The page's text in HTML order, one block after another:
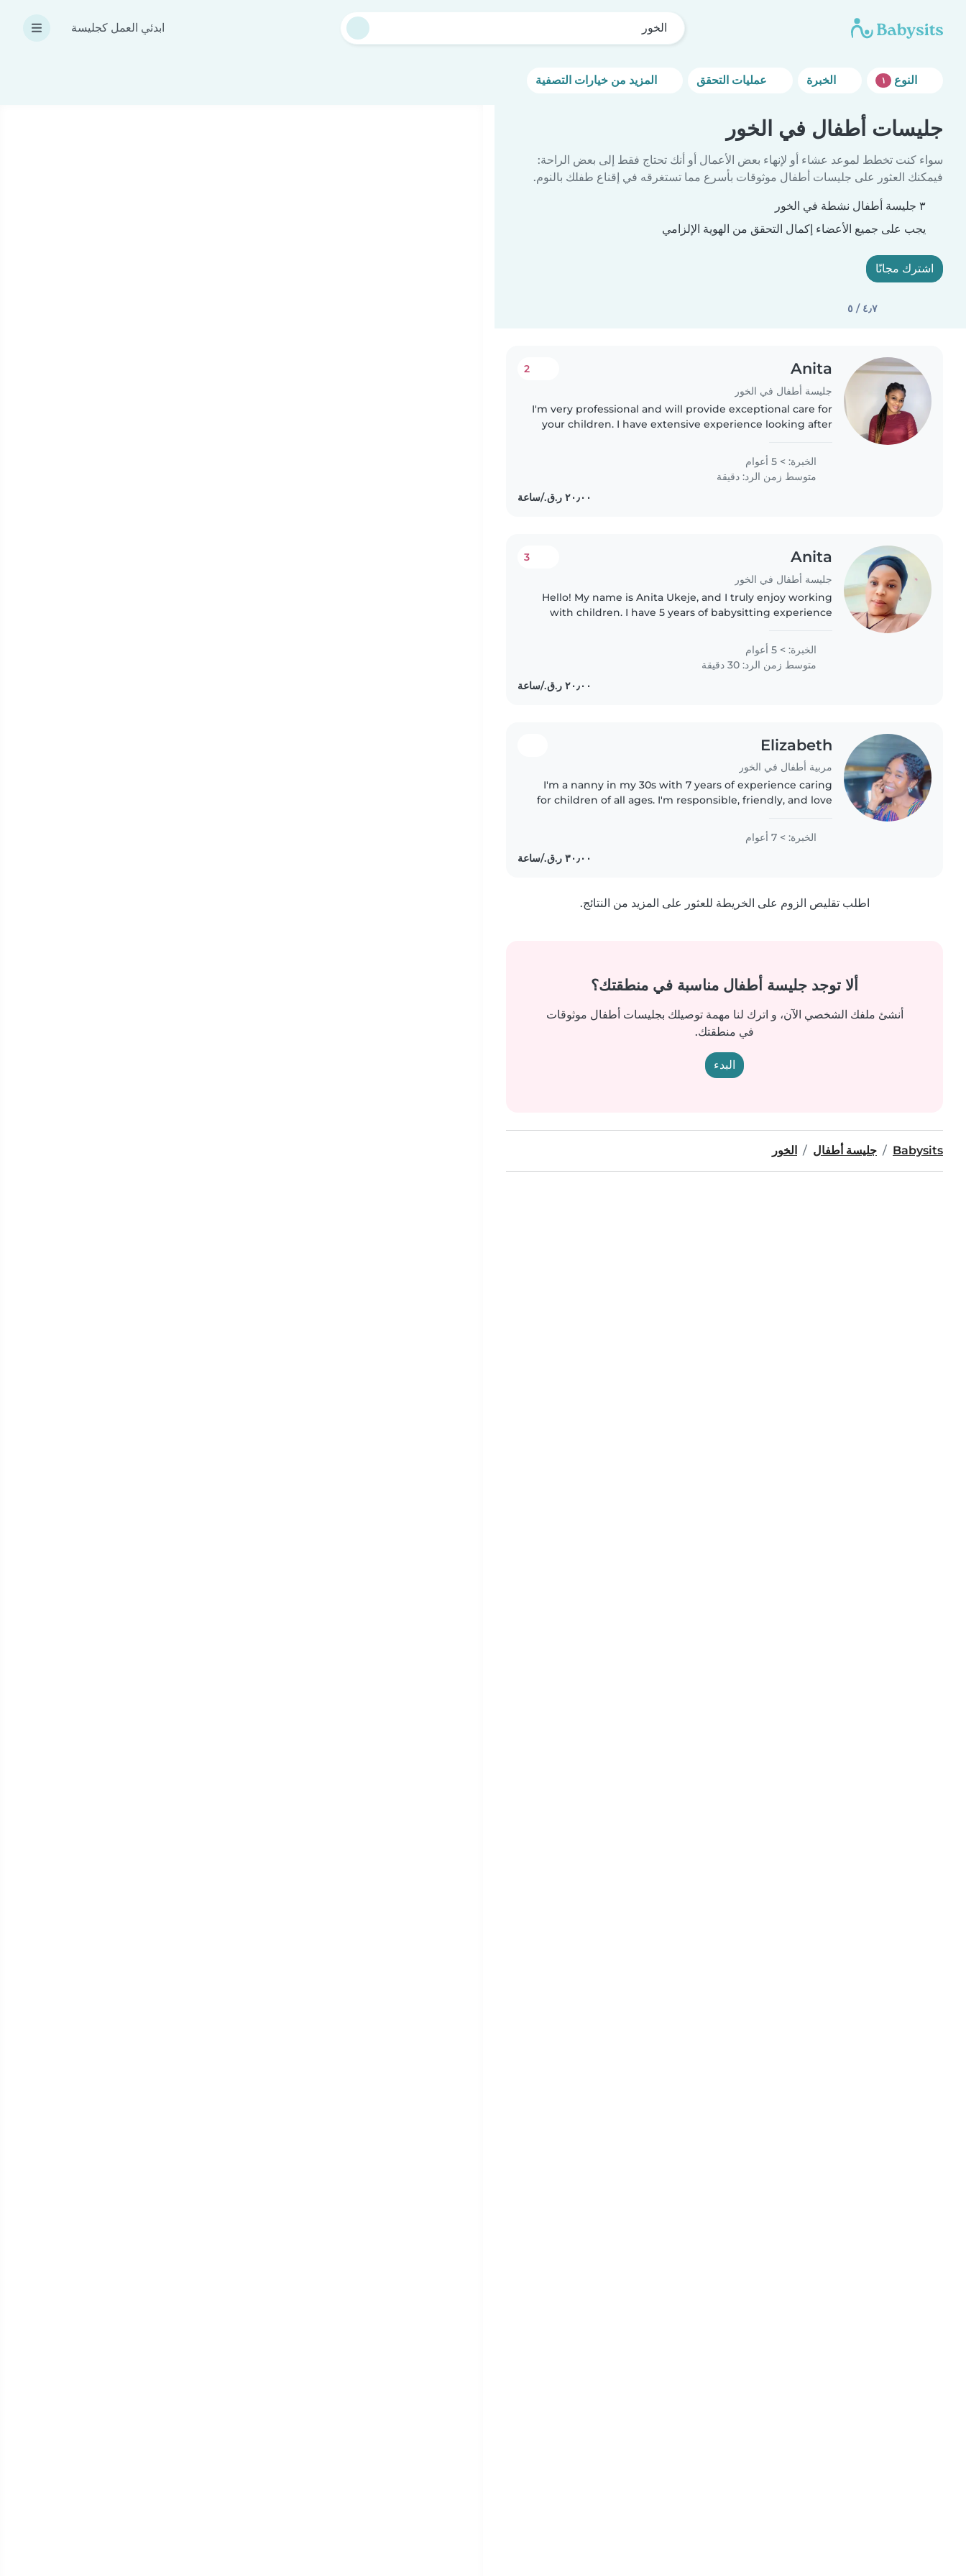
الخور ابدئي العمل كجليسة
١ المزيد من خيارات التصفية
جليسات أطفال في الخور
سواء كنت تخطط لموعد عشاء أو لإنهاء بعض الأعمال أو أنك تحتاج فقط إلى بعض الراحة:
فيمكنك العثور على جليسات أطفال موثوقات بأسرع مما تستغرقه في إقناع طفلك بالنوم.
٣ جليسة أطفال نشطة في الخور
يجب على جميع الأعضاء إكمال التحقق من الهوية الإلزامي
اشترك مجانًا
٤٫٧ / ٥
Anita
جليسة أطفال في الخور
2
I'm very professional and will provide exceptional care for
your children. I have extensive experience looking after
pair,..
الخبرة: > 5 أعوام
متوسط زمن الرد: دقيقة
Anita
جليسة أطفال في الخور
3
Hello! My name is Anita Ukeje, and I truly enjoy working
with children. I have 5 years of babysitting experience
الخبرة: > 5 أعوام
متوسط زمن الرد: 30 دقيقة
Elizabeth
مربية أطفال في الخور
I'm a nanny in my 30s with 7 years of experience caring
for children of all ages. I'm responsible, friendly, and love
and helping..
الخبرة: > 7 أعوام
اطلب تقليص الزوم على الخريطة للعثور على المزيد من النتائج.
ألا توجد جليسة أطفال مناسبة في منطقتك؟
أنشئ ملفك الشخصي الآن، و اترك لنا مهمة توصيلك بجليسات أطفال موثوقات
في منطقتك.
البدء
Babysits جليسة أطفال الخور